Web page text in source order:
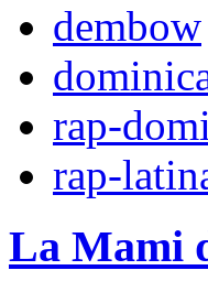
dembow
rap-
rap-
La Mami